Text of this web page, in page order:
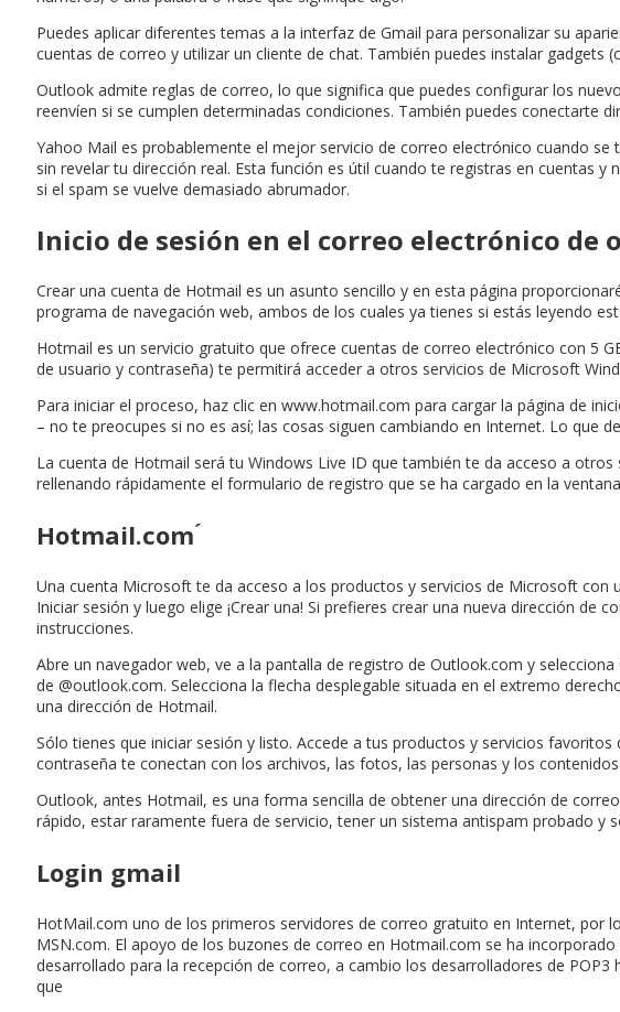
Puedes aplicar diferentes temas a la interfaz de Gmail para personalizar su
cuentas de correo y utilizar un cliente de chat. También puedes instalar gadgets
Outlook admite reglas de correo, lo que significa que puedes configurar los
reenvíen si se cumplen determinadas condiciones. También puedes conectarte
Yahoo Mail es probablemente el mejor servicio de correo electrónico cuando
sin revelar tu dirección real. Esta función es útil cuando te registras en cuentas
si el spam se vuelve demasiado abrumador.
Inicio de sesión en el correo electrónico de
Crear una cuenta de Hotmail es un asunto sencillo y en esta página
programa de navegación web, ambos de los cuales ya tienes si estás leyendo
Hotmail es un servicio gratuito que ofrece cuentas de correo electrónico con 5
de usuario y contraseña) te permitirá acceder a otros servicios de Microsoft
Para iniciar el proceso, haz clic en www.hotmail.com para cargar la página de
– no te preocupes si no es así; las cosas siguen cambiando en Internet. Lo que
La cuenta de Hotmail será tu Windows Live ID que también te da acceso a
rellenando rápidamente el formulario de registro que se ha cargado en la
Hotmail.com ́
Una cuenta Microsoft te da acceso a los productos y servicios de Microsoft
Iniciar sesión y luego elige ¡Crear una! Si prefieres crear una nueva dirección
instrucciones.
Abre un navegador web, ve a la pantalla de registro de Outlook.com y
de @outlook.com. Selecciona la flecha desplegable situada en el extremo
una dirección de Hotmail.
Sólo tienes que iniciar sesión y listo. Accede a tus productos y servicios
contraseña te conectan con los archivos, las fotos, las personas y los
Outlook, antes Hotmail, es una forma sencilla de obtener una dirección de
rápido, estar raramente fuera de servicio, tener un sistema antispam probado y
Login gmail
HotMail.com uno de los primeros servidores de correo gratuito en Internet,
MSN.com. El apoyo de los buzones de correo en Hotmail.com se ha
desarrollado para la recepción de correo, a cambio los desarrolladores de
que